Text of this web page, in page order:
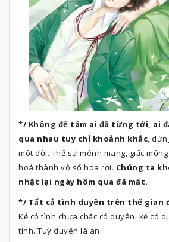
*/ Không để tâm ai đã từng tới, ai
qua nhau tuy chỉ khoảnh khắc,
một đời. Thế sự mênh mang, giấc
hoá thành vô số hoa rơi. Chúng ta
nhặt lại ngày hôm qua đã mất.
*/ Tất cả tình duyên trên thế gian
Kẻ có tình chưa chắc có duyên, kẻ có
tình. Tuỳ duyên là an.